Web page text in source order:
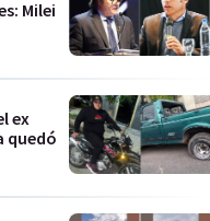
Milei
ex
quedó